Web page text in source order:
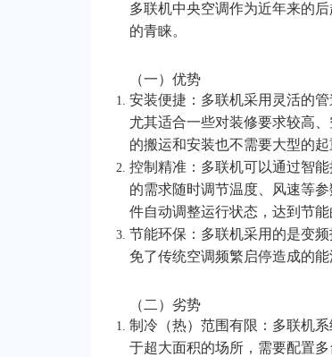
多联机中央空调作为近年来的
的青睐。
（一）优势
安装便捷：多联机采用灵活的
尤其适合一些对装修要求较高
的搬运和安装也不需要大型的
控制精准：多联机可以通过智
的需求随时调节温度、风速等
件自动调整运行状态，达到节能
节能环保：多联机采用的是变
免了传统空调频繁启停造成的
（二）劣势
制冷（热）范围有限：多联机
于超大面积的场所，需要配置